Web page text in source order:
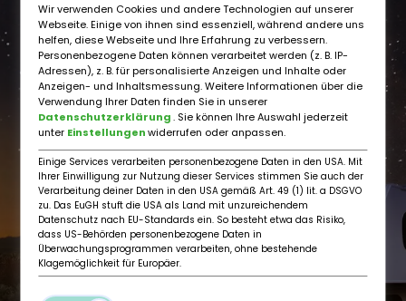
Wir verwenden Cookies und andere Technologien auf unserer
Webseite. Einige von ihnen sind essenziell, während andere uns
helfen, diese Webseite und Ihre Erfahrung zu verbessern.
Personenbezogene Daten können verarbeitet werden (z. B. IP-
Adressen), z. B. für personalisierte Anzeigen und Inhalte oder
Anzeigen- und Inhaltsmessung. Weitere Informationen über die
Verwendung Ihrer Daten finden Sie in unserer
Datenschutzerklärung. Sie können Ihre Auswahl jederzeit
unter Einstellungenwiderrufen oder anpassen.
Einige Services verarbeiten personenbezogene Daten in den USA. Mit
Ihrer Einwilligung zur Nutzung dieser Services stimmen Sie auch der
Verarbeitung deiner Daten in den USA gemäß Art. 49 (1) lit. a DSGVO
zu. Das EuGH stuft die USA als Land mit unzureichendem
Datenschutz nach EU-Standards ein. So besteht etwa das Risiko,
dass US-Behörden personenbezogene Daten in
Überwachungsprogrammen verarbeiten, ohne bestehende
Klagemöglichkeit für Europäer.